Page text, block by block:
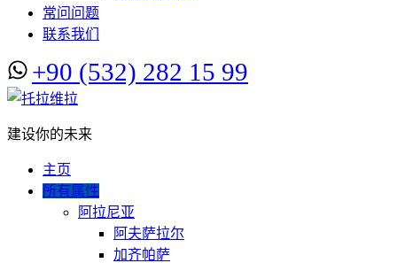
常问问题
联系我们
+90 (532) 282 15 99
建设你的未来
主页
所有属性
阿拉尼亚
阿夫萨拉尔
加齐帕萨